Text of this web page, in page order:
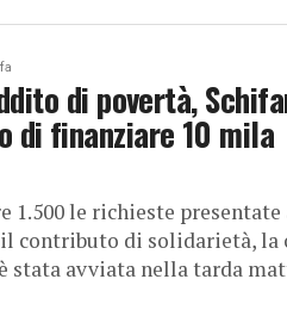
di povertà,
di finanziare 10 mila
1.500 le richieste
contributo di solidarietà, la
stata avviata nella tarda